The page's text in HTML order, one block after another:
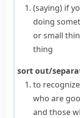
(saying) if
doing
or small
thing
sort out/
to
who are
and those